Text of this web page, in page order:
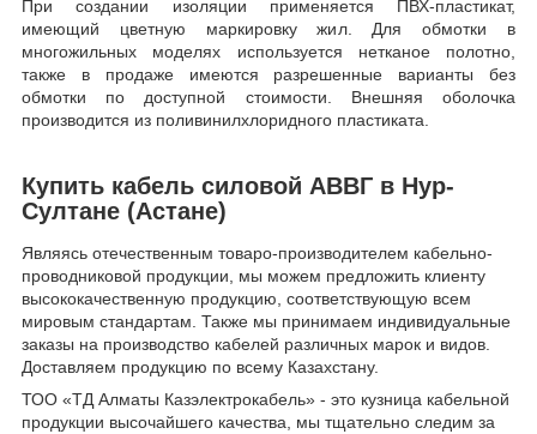
При создании изоляции применяется ПВХ-пластикат,
имеющий цветную маркировку жил. Для обмотки в
многожильных моделях используется нетканое полотно,
также в продаже имеются разрешенные варианты без
обмотки по доступной стоимости. Внешняя оболочка
производится из поливинилхлоридного пластиката.
Купить кабель силовой АВВГ в Нур-
Султане (Астане)
Являясь отечественным товаро-производителем кабельно-
проводниковой продукции, мы можем предложить клиенту
высококачественную продукцию, соответствующую всем
мировым стандартам. Также мы принимаем индивидуальные
заказы на производство кабелей различных марок и видов.
Доставляем продукцию по всему Казахстану.
ТОО «ТД Алматы Казэлектрокабель» - это кузница кабельной
продукции высочайшего качества, мы тщательно следим за